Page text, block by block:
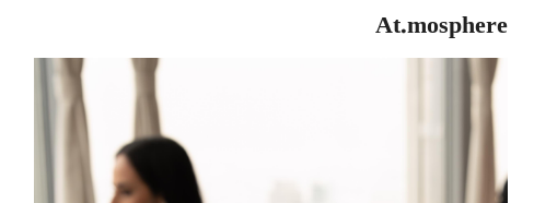
At.mosphere